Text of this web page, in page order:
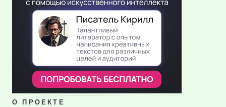
О ПРОЕКТЕ